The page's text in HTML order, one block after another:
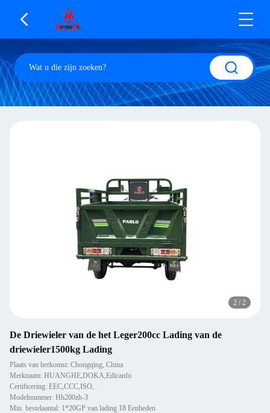
2 / 2
De Driewieler van de het Leger200cc Lading van de
driewieler1500kg Lading
Plaats van herkomst: Chongqing, China
Merknaam: HUANGHE,DOKA,Edicanfo
Certificering: EEC,CCC,ISO,
Modelnummer: Hh200zh-3
Min. bestelaantal: 1*20GP van lading 18 Eenheden